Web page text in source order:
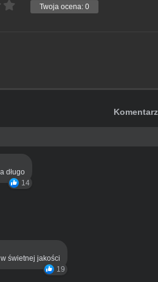
Twoja ocena: 0
Komentarz
długo
14
świetnej jakości
19